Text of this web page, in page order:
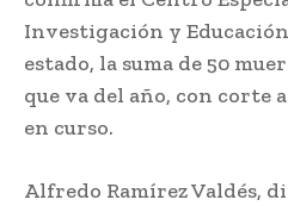
Investigación y
estado, la suma de 50
que va del año, con corte
en curso.
Alfredo Ramírez Valdés,